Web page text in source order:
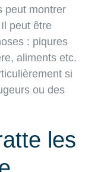
peut montrer
peut être
: piqures
aliments etc.
si
ou des
les